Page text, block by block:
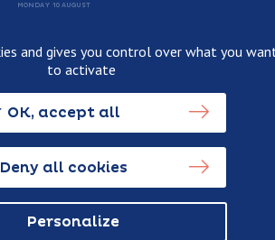
MONDAY 10 AUGUST
data usage policy
and gives you control over what you
to activate
OK, accept all
Deny all cookies
Personalize